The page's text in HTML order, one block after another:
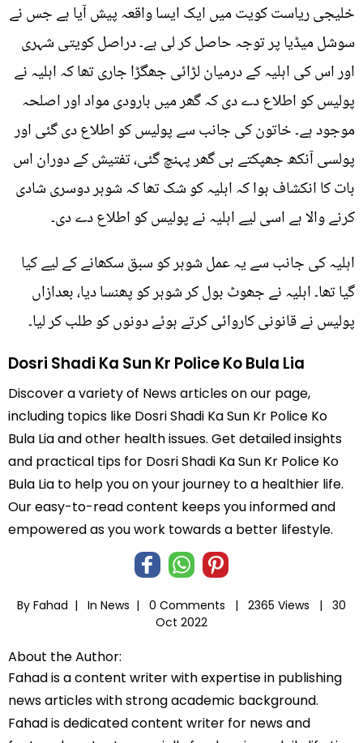
خلیجی ریاست کویت میں ایک ایسا واقعہ پیش آیا ہے جس نے
سوشل میڈیا پر توجہ حاصل کر لی ہے۔ دراصل کویتی شہری
اور اس کی اہلیہ کے درمیان لڑائی جھگڑا جاری تھا کہ اہلیہ نے
پولیس کو اطلاع دے دی کہ گھر میں بارودی مواد اور اصلحہ
موجود ہے۔ خاتون کی جانب سے پولیس کو اطلاع دی گئی اور
پولسی آنکھ جھپکتے ہی گھر پہنچ گئی، تفتیش کے دوران اس
بات کا انکشاف ہوا کہ اہلیہ کو شک تھا کہ شوہر دوسری شادی
کرنے والا ہے اسی لیے اہلیہ نے پولیس کو اطلاع دے دی۔
اہلیہ کی جانب سے یہ عمل شوہر کو سبق سکھانے کے لیے کیا
گیا تھا۔ اہلیہ نے جھوٹ بول کر شوہر کو پھنسا دیا، بعدازاں
پولیس نے قانونی کاروائی کرتے ہوئے دونوں کو طلب کر لیا۔
Dosri Shadi Ka Sun Kr Police Ko Bula Lia
Discover a variety of News articles on our page,
including topics like Dosri Shadi Ka Sun Kr Police Ko
Bula Lia and other health issues. Get detailed insights
and practical tips for Dosri Shadi Ka Sun Kr Police Ko
Bula Lia to help you on your journey to a healthier life.
Our easy-to-read content keeps you informed and
empowered as you work towards a better lifestyle.
By Fahad | In News | 0 Comments | 2365 Views |
30
Oct 2022
About the Author:
Fahad is a content writer with expertise in publishing
news articles with strong academic background.
Fahad is dedicated content writer for news and